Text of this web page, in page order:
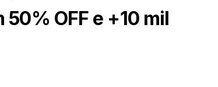
OFF e +10 mil